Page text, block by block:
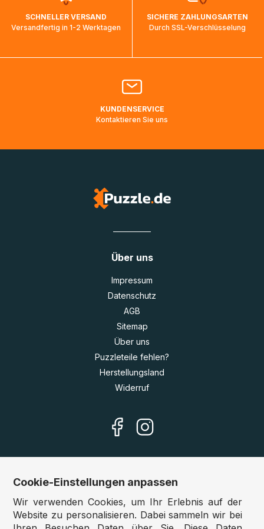
ankommen und von der dortigen Zustellorganisation weiter
bearbeitet werden.
Bitte kontaktieren Sie denKundenservicefalls Ihr Paket
Lieferadressen in Deutschland oder Europa mehrere Tage
SCHNELLER VERSAND
Versandfertig in 1-2 Werktagen
SICHERE ZAHLUNGSARTEN
Durch SSL-Verschlüsselung
KUNDENSERVICE
Kontaktieren Sie uns
Über uns
Impressum
Datenschutz
AGB
Sitemap
Über uns
Puzzleteile fehlen?
Herstellungsland
Widerruf
Unsere Shops
Deutschland:www.puzzle.de
Cookie-Einstellungen anpassen
Wir verwenden Cookies, um Ihr Erlebnis auf der
Website zu personalisieren. Dabei sammeln wir bei